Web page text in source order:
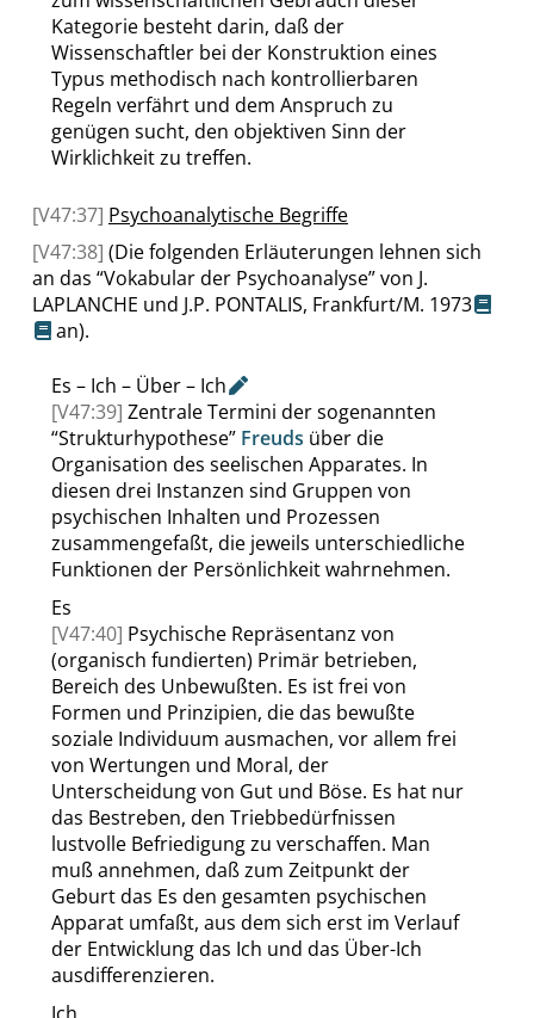
Kategorie besteht darin, daß der
Wissenschaftler bei der Konstruktion eines
Typus methodisch nach kontrollierbaren
Regeln verfährt und dem Anspruch zu
genügen sucht, den objektiven Sinn der
Wirklichkeit zu treffen.
[V47:37] Psychoanalytische Begriffe
[V47:38] (Die folgenden Erläuterungen lehnen sich
an das “Vokabular der Psychoanalyse”von J.
LAPLANCHE und J.P. PONTALIS, Frankfurt/M. 1973
an).
Es – Ich – Über – Ich
[V47:39] Zentrale Termini der sogenannten
“Strukturhypothese” Freuds über die
Organisation des seelischen Apparates. In
diesen drei Instanzen sind Gruppen von
psychischen Inhalten und Prozessen
zusammengefaßt, die jeweils unterschiedliche
Funktionen der Persönlichkeit wahrnehmen.
Es
[V47:40] Psychische Repräsentanz von
(organisch fundierten) Primär betrieben,
Bereich des Unbewußten. Es ist frei von
Formen und Prinzipien, die das bewußte
soziale Individuum ausmachen, vor allem frei
von Wertungen und Moral, der
Unterscheidung von Gut und Böse. Es hat nur
das Bestreben, den Triebbedürfnissen
lustvolle Befriedigung zu verschaffen. Man
muß annehmen, daß zum Zeitpunkt der
Geburt das Es den gesamten psychischen
Apparat umfaßt, aus dem sich erst im Verlauf
der Entwicklung das Ich und das Über-Ich
ausdifferenzieren.